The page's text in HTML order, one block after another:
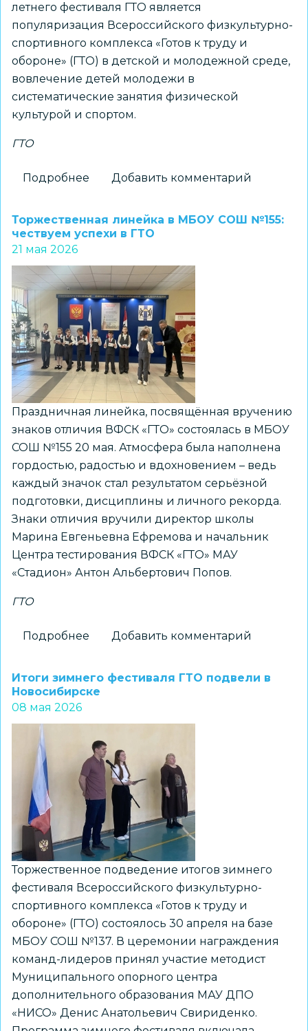
летнего фестиваля ГТО является
популяризация Всероссийского физкультурно-
спортивного комплекса «Готов к труду и
обороне» (ГТО) в детской и молодежной среде,
вовлечение детей молодежи в
систематические занятия физической
культурой и спортом.
ГТО
Подробнее
фестиваль
ГТО
в
Новосибирске.
Подведены
итоги
Добавить комментарий
Торжественная линейка в МБОУ СОШ №155:
чествуем успехи в ГТО
21 мая 2026
Праздничная линейка, посвящённая вручению
знаков отличия ВФСК «ГТО» состоялась в МБОУ
СОШ №155 20 мая. Атмосфера была наполнена
гордостью, радостью и вдохновением – ведь
каждый значок стал результатом серьёзной
подготовки, дисциплины и личного рекорда.
Знаки отличия вручили директор школы
Марина Евгеньевна Ефремова и начальник
Центра тестирования ВФСК «ГТО» МАУ
«Стадион» Антон Альбертович Попов.
ГТО
Подробнее
линейка
в
СОШ
№155:
чествуем
успехи
в
ГТО
Добавить комментарий
Итоги зимнего фестиваля ГТО подвели в
Новосибирске
08 мая 2026
Торжественное подведение итогов зимнего
фестиваля Всероссийского физкультурно-
спортивного комплекса «Готов к труду и
обороне» (ГТО) состоялось 30 апреля на базе
МБОУ СОШ №137. В церемонии награждения
команд-лидеров принял участие методист
Муниципального опорного центра
дополнительного образования МАУ ДПО
«НИСО» Денис Анатольевич Свириденко.